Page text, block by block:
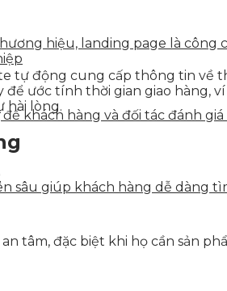
hiệu, landing page là công
khách hàng và đối tác đánh
sâu giúp khách hàng dễ dàng
tự động cung cấp thông tin về
ước tính thời gian giao hàng, ví
hài lòng.
tâm, đặc biệt khi họ cần sản